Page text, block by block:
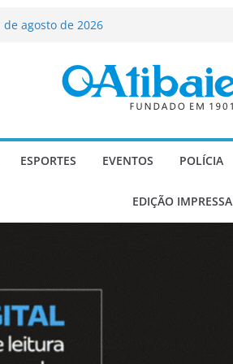
de Paulo
– Festa de Bom Jesus dos Perdões
de mosaico do Brasil
ESPORTES EVENTOS POLÍCIA
EDIÇÃO IMPRESSA